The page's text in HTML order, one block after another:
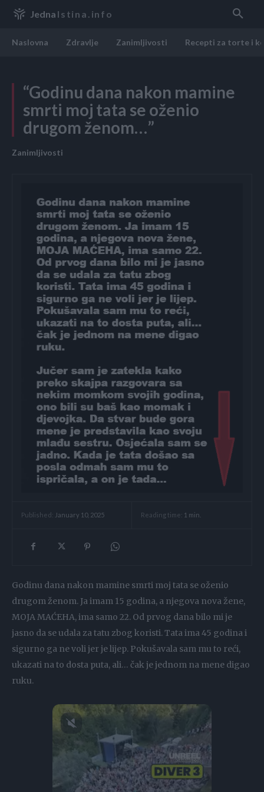
Jedna Istina.info
Naslovna Zdravlje Zanimljivosti Recepti za torte i
“Godinu dana nakon mamine
smrti moj tata se oženio
drugom ženom…”
Zanimljivosti
Published: January 10, 2025 Reading time: 1 min.
Godinu dana nakon mamine smrti moj tata se oženio
drugom ženom. Ja imam 15 godina, a njegova nova žene,
MOJA MAĆEHA, ima samo 22. Od prvog dana bilo mi je
jasno da se udala za tatu zbog koristi. Tata ima 45 godina i
sigurno ga ne voli jer je lijep. Pokušavala sam mu to reći,
ukazati na to dosta puta, ali… čak je jednom na mene digao
ruku.